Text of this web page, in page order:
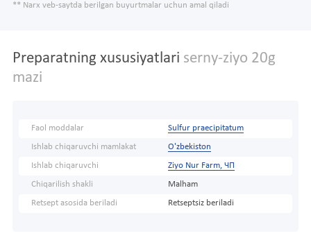
** Narx veb-saytda berilgan buyurtmalar uchun amal qiladi
Preparatning xususiyatlari serny-ziyo 20g
mazi
Faol moddalar Sulfur praecipitatum
Ishlab chiqaruvchi mamlakat O'zbekiston
Ishlab chiqaruvchi Ziyo Nur Farm, ЧП
Chiqarilish shakli Malham
Retsept asosida beriladi Retseptsiz beriladi